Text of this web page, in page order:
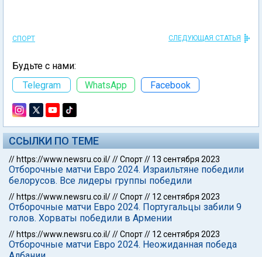
СПОРТ СЛЕДУЮЩАЯ СТАТЬЯ
Будьте с нами:
Telegram
WhatsApp Facebook
ССЫЛКИ ПО ТЕМЕ
// https://www.newsru.co.il///Спорт// 13 сентября 2023
Отборочные матчи Евро 2024. Израильтяне победили
белорусов. Все лидеры группы победили
// https://www.newsru.co.il///Спорт// 12 сентября 2023
Отборочные матчи Евро 2024. Португальцы забили 9
голов. Хорваты победили в Армении
// https://www.newsru.co.il///Спорт// 12 сентября 2023
Отборочные матчи Евро 2024. Неожиданная победа